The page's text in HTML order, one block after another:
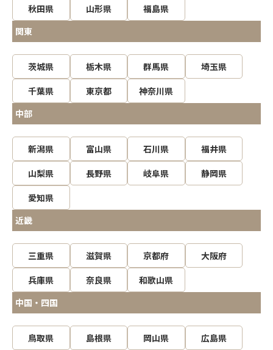
秋田県
山形県
福島県
関東
茨城県 栃木県 群馬県
埼玉県
千葉県
東京都
神奈川県
中部
新潟県 富山県 石川県
福井県
山梨県
長野県 岐阜県
静岡県
愛知県
近畿
三重県 滋賀県 京都府
大阪府
兵庫県
奈良県
和歌山県
中国・四国
鳥取県 島根県 岡山県 広島県